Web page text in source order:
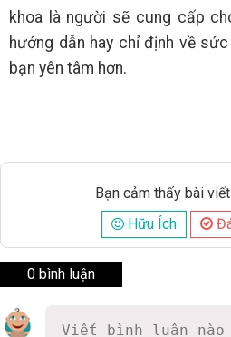
khoa là người sẽ cung cấp
hướng dẫn hay chỉ định về
bạn yên tâm hơn.
Bạn cảm thấy bài
Hữu Ích
0 bình luận